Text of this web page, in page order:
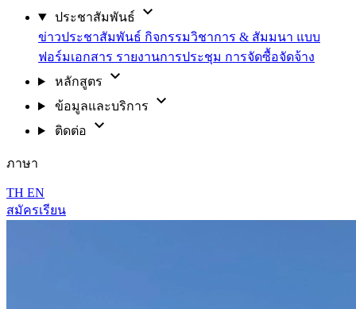
ประชาสัมพันธ์ expand_more
ข่าวประชาสัมพันธ์ กิจกรรมวิชาการ & สัมมนา แบบ
ฟอร์มเอกสาร รายงานการประชุม การจัดซื้อจัดจ้าง
หลักสูตร
expand_more
ข้อมูลและบริการ expand_more
ติดต่อ expand_more
ภาษา
TH EN
สมัครเรียน